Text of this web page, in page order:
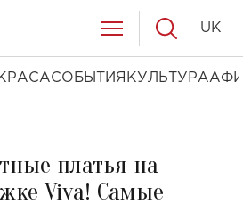
СОБЫТИЯ КУЛЬТУРА
UK
платья на
Viva! Самые